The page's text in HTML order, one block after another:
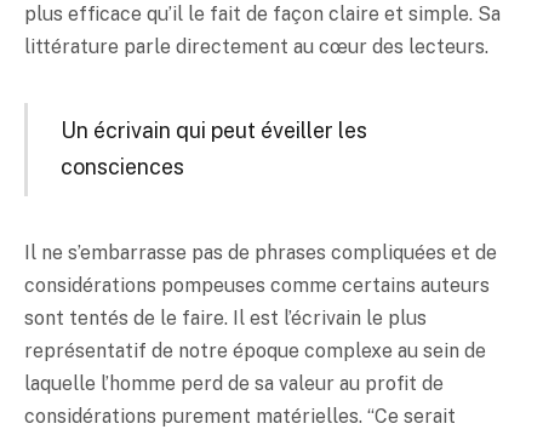
plus efficace qu’il le fait de façon claire et simple. Sa
littérature parle directement au cœur des lecteurs.
Un écrivain qui peut éveiller les
consciences
Il ne s’embarrasse pas de phrases compliquées et de
considérations pompeuses comme certains auteurs
sont tentés de le faire. Il est l’écrivain le plus
représentatif de notre époque complexe au sein de
laquelle l’homme perd de sa valeur au profit de
considérations purement matérielles. “Ce serait